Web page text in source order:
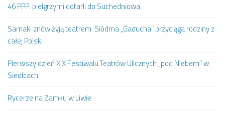
46 PPP: pielgrzymi dotarli do Suchedniowa
Sarnaki znów żyją teatrem. Siódma „Gaducha” przyciąga rodziny z
całej Polski
Pierwszy dzień XIX Festiwalu Teatrów Ulicznych „pod Niebem” w
Siedlcach
Rycerze na Zamku w Liwie